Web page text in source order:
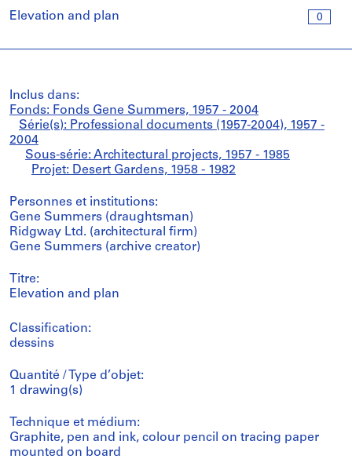
0
Elevation and plan
Inclus dans:
Fonds: Fonds Gene Summers, 1957 - 2004
Série(s): Professional documents (1957-2004), 1957 -
2004
Sous-série: Architectural projects, 1957 - 1985
Projet: Desert Gardens, 1958 - 1982
Personnes et institutions:
Gene Summers (draughtsman)
Ridgway Ltd. (architectural firm)
Gene Summers (archive creator)
Titre:
Elevation and plan
Classification:
dessins
Quantité / Type d’objet:
1 drawing(s)
Technique et médium:
Graphite, pen and ink, colour pencil on tracing paper
mounted on board